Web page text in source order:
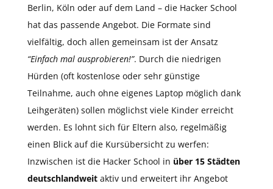
Berlin, Köln oder auf dem Land – die Hacker School
hat das passende Angebot. Die Formate sind
vielfältig, doch allen gemeinsam ist der Ansatz
“Einfach mal ausprobieren!”. Durch die niedrigen
Hürden (oft kostenlose oder sehr günstige
Teilnahme, auch ohne eigenes Laptop möglich dank
Leihgeräten) sollen möglichst viele Kinder erreicht
werden. Es lohnt sich für Eltern also, regelmäßig
einen Blick auf die Kursübersicht zu werfen:
Inzwischen ist die Hacker School in über 15 Städten
deutschlandweit aktiv und erweitert ihr Angebot